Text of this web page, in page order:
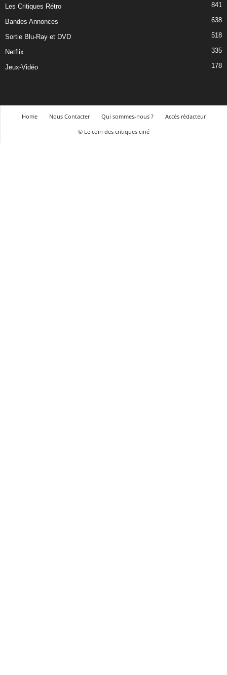
Les Critiques Rétro 841
Bandes Annonces 638
Sortie Blu-Ray et DVD 518
Netflix 335
Jeux-Vidéo 178
Home Nous Contacter Qui sommes-nous ?
Accès rédacteur
© Le coin des critiques ciné